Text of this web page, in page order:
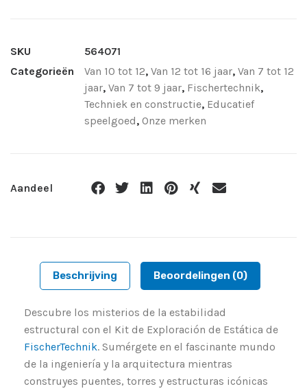
SKU
564071
Categorieën
Van 10 tot 12, Van 12 tot 16 jaar, Van 7 tot 12
jaar, Van 7 tot 9 jaar, Fischertechnik,
Techniek en constructie, Educatief
speelgoed, Onze merken
Aandeel
Beschrijving Beoordelingen (0)
Descubre los misterios de la estabilidad
estructural con el Kit de Exploración de Estática de
FischerTechnik. Sumérgete en el fascinante mundo
de la ingeniería y la arquitectura mientras
construyes puentes, torres y estructuras icónicas